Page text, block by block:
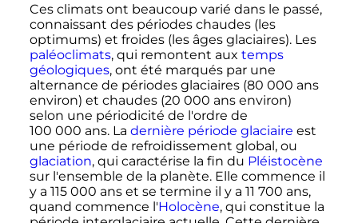
Ces climats ont beaucoup varié dans le passé,
connaissant des périodes chaudes (les
optimums) et froides (les âges glaciaires). Les
paléoclimats, qui remontent aux temps
géologiques, ont été marqués par une
alternance de périodes glaciaires (80 000 ans
environ) et chaudes (20 000 ansenviron)
selon une périodicité de l'ordre de
100 000 ans. La dernière période glaciaire est
une période de refroidissement global, ou
glaciation, qui caractérise la fin du Pléistocène
sur l'ensemble de la planète. Elle commence il
y a 115 000 anset se termine il y a 11 700 ans,
quand commence l'Holocène, qui constitue la